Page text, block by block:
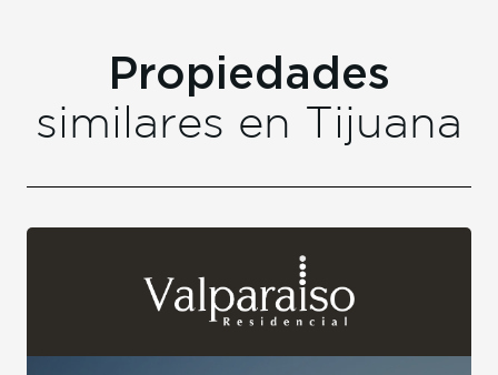
Propiedades
similares en Tijuana